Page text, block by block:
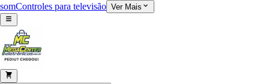
somControles para televisão Ver Mais